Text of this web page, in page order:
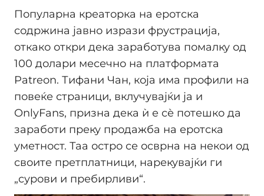
Популарна креаторка на еротска
содржина јавно изрази фрустрација,
откако откри дека заработува помалку од
100 долари месечно на платформата
Patreon. Тифани Чан, која има профили на
повеќе страници, вклучувајќи ја и
OnlyFans, призна дека ѝ е сѐ потешко да
заработи преку продажба на еротска
уметност. Таа остро се осврна на некои од
своите претплатници, нарекувајќи ги
„сурови и пребирливи“.